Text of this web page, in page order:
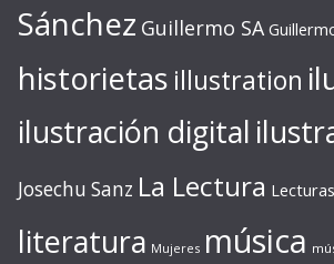
Sánchez Guillermo SA
historietas illustration
ilustración digital
Josechu Sanz La Lectura Lecturas
literatura Mujeres música